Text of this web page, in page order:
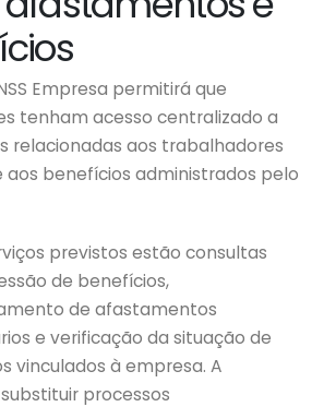
Empresa permitirá que
tenham acesso centralizado a
relacionadas aos trabalhadores
aos benefícios administrados pelo
previstos estão consultas
de benefícios,
de afastamentos
e verificação da situação de
vinculados à empresa. A
processos